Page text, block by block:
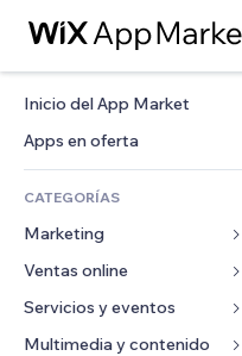
Inicio del App Market
Apps en oferta
CATEGORÍAS
Marketing
Anuncios
Móvil
Analíticas
Ventas online
Apps para tiendas
Envíos y entregas
Servicios y eventos
Hoteles
Multimedia y contenido